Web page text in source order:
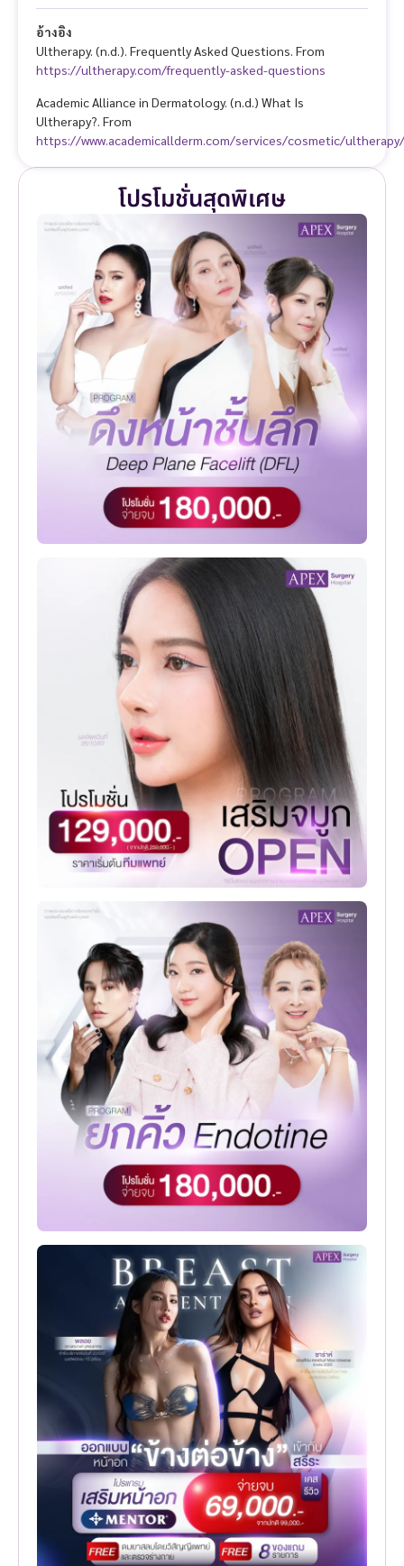
อ้างอิง
Ultherapy. (n.d.). Frequently Asked Questions. From
https://ultherapy.com/frequently-asked-questions
Academic Alliance in Dermatology. (n.d.) What Is
Ultherapy?. From
https://www.academicallderm.com/services/cosmetic/ultherapy/
โปรโมชั่นสุดพิเศษ